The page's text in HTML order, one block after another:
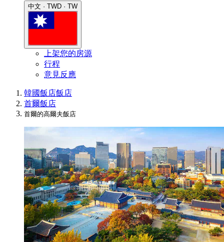
中文 · TWD · TW
上架您的房源
行程
意見反應
韓國飯店飯店
首爾飯店
首爾的高爾夫飯店